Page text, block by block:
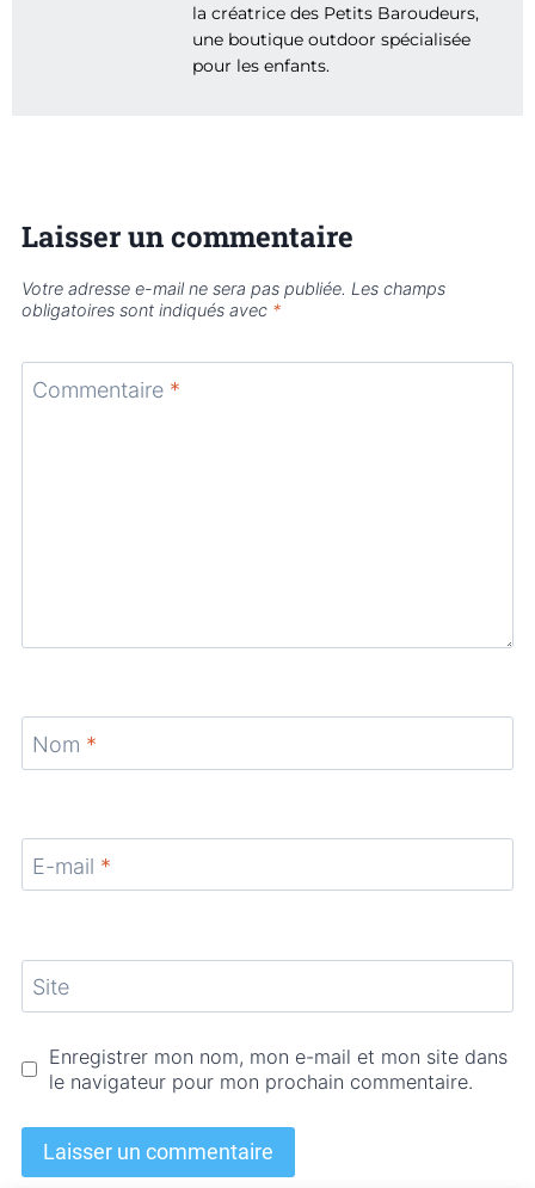
la créatrice des Petits Baroudeurs,
une boutique outdoor spécialisée
pour les enfants.
Laisser un commentaire
Votre adresse e-mail ne sera pas publiée. Les champs
obligatoires sont indiqués avec *
Commentaire *
Nom *
E-mail *
Site
Enregistrer mon nom, mon e-mail et mon site dans
le navigateur pour mon prochain commentaire.